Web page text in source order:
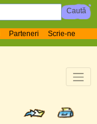
Parteneri Scrie-ne